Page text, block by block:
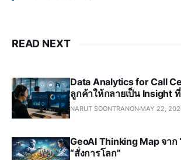
READ NEXT
Data Analytics for Call
ลูกค้าให้กลายเป็น Insight
NARUT SOONTRANON MAY 22,
GeoAI Thinking Map จาก
“สั่งการโลก”